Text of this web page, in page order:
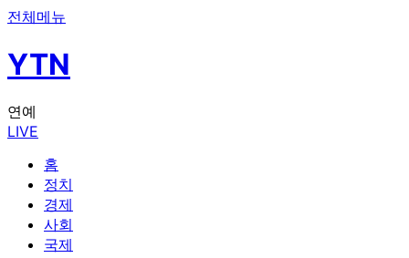
전체메뉴
YTN
연예
LIVE
홈
정치
경제
사회
국제